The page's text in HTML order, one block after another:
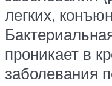
легких,
проникает в
заболевания